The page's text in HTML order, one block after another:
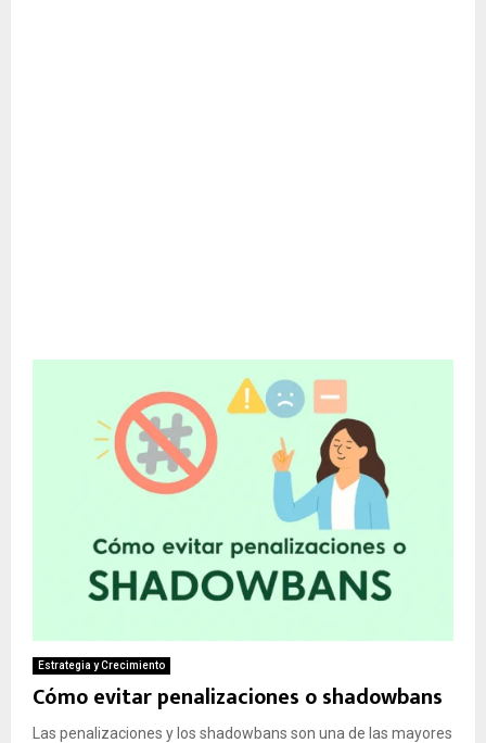
Estrategia y Crecimiento
Cómo evitar penalizaciones o shadowbans
Las penalizaciones y los shadowbans son una de las mayores